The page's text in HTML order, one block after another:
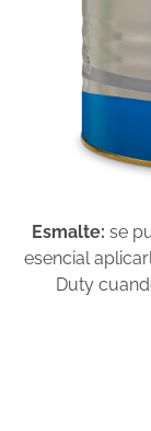
Esmalte: se
esencial
Duty